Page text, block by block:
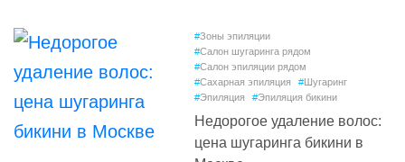
#Зоны эпиляции
#Салон шугаринга рядом
#Салон эпиляции рядом
#Сахарная эпиляция #Шугаринг
#Эпиляция #Эпиляция бикини
Недорогое удаление волос:
цена шугаринга бикини в